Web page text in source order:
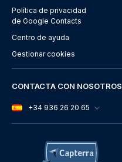
Política de privacidad
de Google Contacts
Centro de ayuda
Gestionar cookies
CONTACTA CON NOSOTROS
+34 936 26 20 65